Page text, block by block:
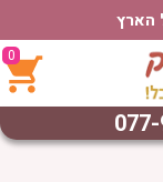
הארץ
0